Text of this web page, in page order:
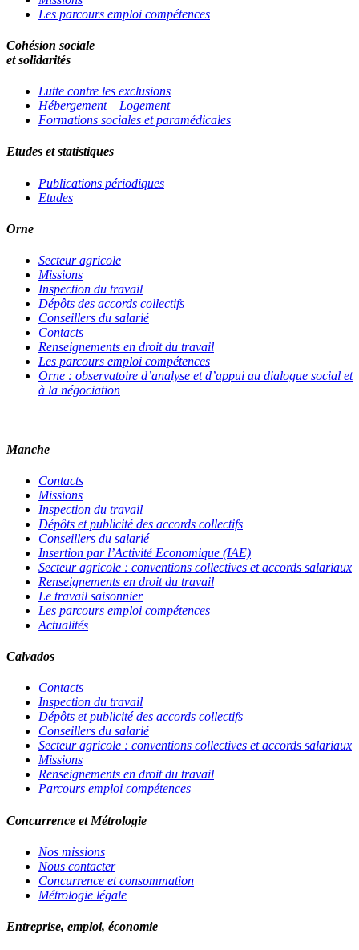
Les parcours emploi compétences
Cohésion sociale
et solidarités
Lutte contre les exclusions
Hébergement – Logement
Formations sociales et paramédicales
Etudes et statistiques
Publications périodiques
Etudes
Orne
Secteur agricole
Missions
Inspection du travail
Dépôts des accords collectifs
Conseillers du salarié
Contacts
Renseignements en droit du travail
Les parcours emploi compétences
Orne : observatoire d’analyse et d’appui au dialogue social et
à la négociation
Manche
Contacts
Missions
Inspection du travail
Dépôts et publicité des accords collectifs
Conseillers du salarié
Insertion par l’Activité Economique (IAE)
Secteur agricole : conventions collectives et accords salariaux
Renseignements en droit du travail
Le travail saisonnier
Les parcours emploi compétences
Actualités
Calvados
Contacts
Inspection du travail
Dépôts et publicité des accords collectifs
Conseillers du salarié
Secteur agricole : conventions collectives et accords salariaux
Missions
Renseignements en droit du travail
Parcours emploi compétences
Concurrence et Métrologie
Nos missions
Nous contacter
Concurrence et consommation
Métrologie légale
Entreprise, emploi, économie